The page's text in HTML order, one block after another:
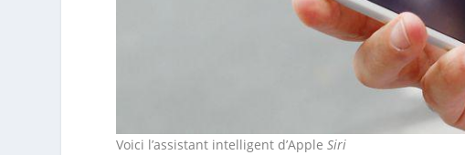
Voici l’assistant intelligent d’AppleSiri